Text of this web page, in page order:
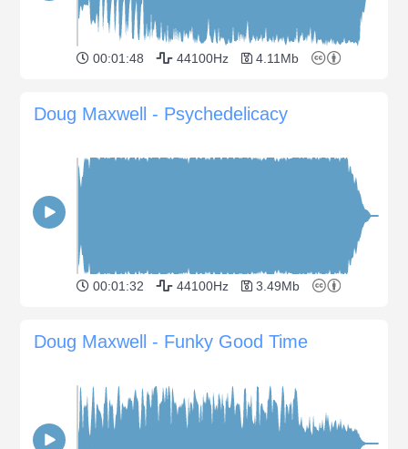
00:01:48 44100Hz 4.11Mb
Doug Maxwell - Psychedelicacy
00:01:32 44100Hz 3.49Mb
Doug Maxwell - Funky Good Time